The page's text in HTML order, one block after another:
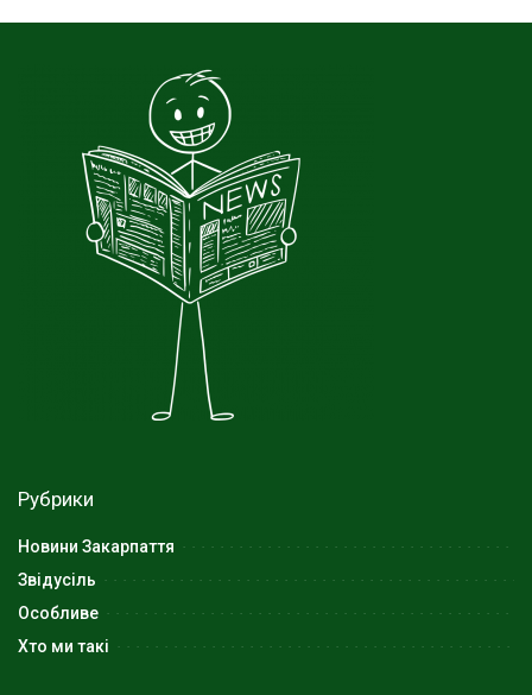
Рубрики
Новини Закарпаття
Звідусіль
Особливе
Хто ми такі